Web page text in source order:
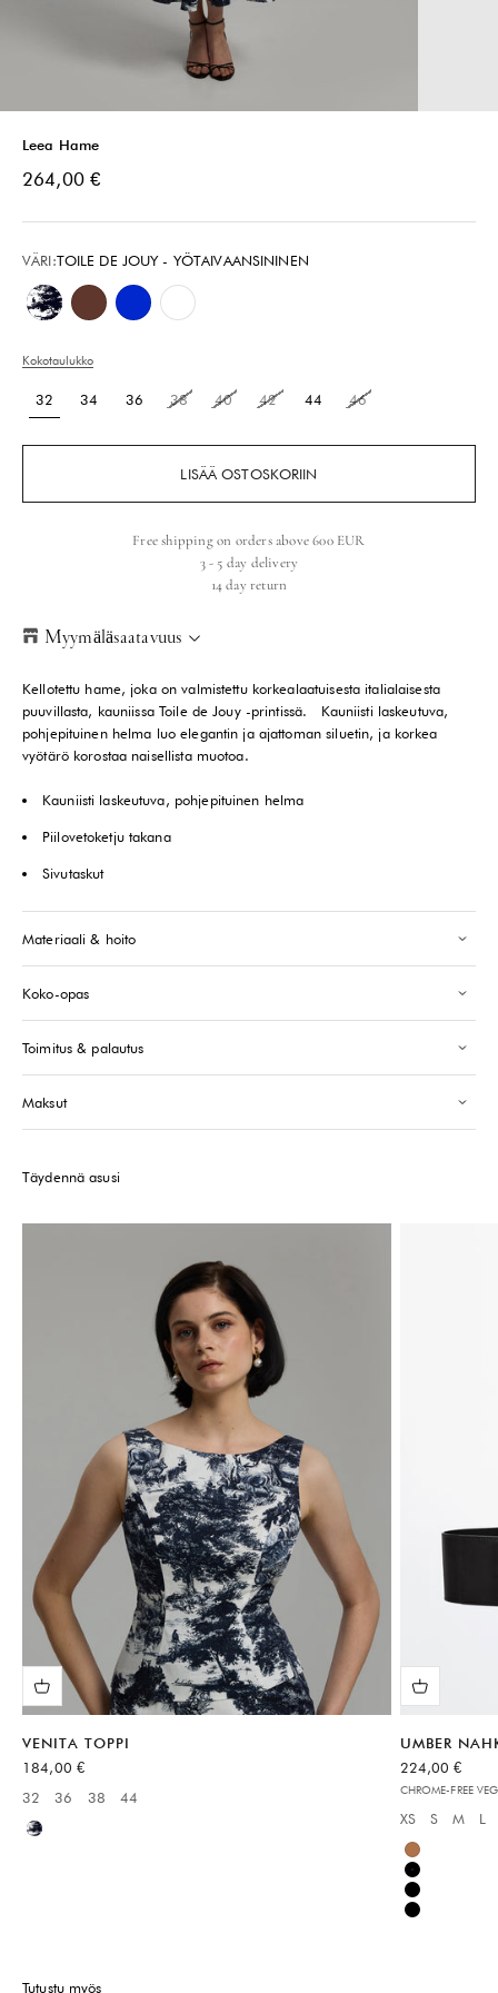
Leea Hame
Alennushinta
264,00 €
VÄRI:TOILE DE JOUY - YÖTAIVAANSININEN
Toile de Jouy - Yötaivaansininen
Sparkly Leopard
Välimerensininen
Kirkkaanvalkoinen
Kokotaulukko
32 34 36 38 40 42 44 46
LISÄÄ OSTOSKORIIN
Free shipping on orders above 600 EUR
3 - 5 day delivery
14 day return
Myymäläsaatavuus
Helsinki Store - Tilapäisesti loppu
Kasarmikatu 46-48 Helsinki, 00130
+358409051602
70 Bis Rue Bonaparte Paris, 75006
+33143546007
24 Boulevard Louis Blanc Saint-Tropez, 83990
+33610155333
saatavuus voi muuttua nopeasti.
Kellotettu hame, joka on valmistettu korkealaatuisesta italialaisesta
puuvillasta, kauniissa Toile de Jouy -printissä. Kauniisti laskeutuva,
pohjepituinen helma luo elegantin ja ajattoman siluetin, ja korkea
vyötärö korostaa naisellista muotoa.
Kauniisti laskeutuva, pohjepituinen helma
Piilovetoketju takana
Sivutaskut
Materiaali & hoito
Koko-opas
Toimitus & palautus
Maksut
Täydennä asusi
VENITA TOPPI
Alennushinta
184,00 €
Available sizes:
32 36 38 44
Monivärinen
UMBER
Alennushinta
224,00 €
CHROME-FREE
Available
XS S M L
Ruskea
Musta
Musta
Musta
Tutustu myös